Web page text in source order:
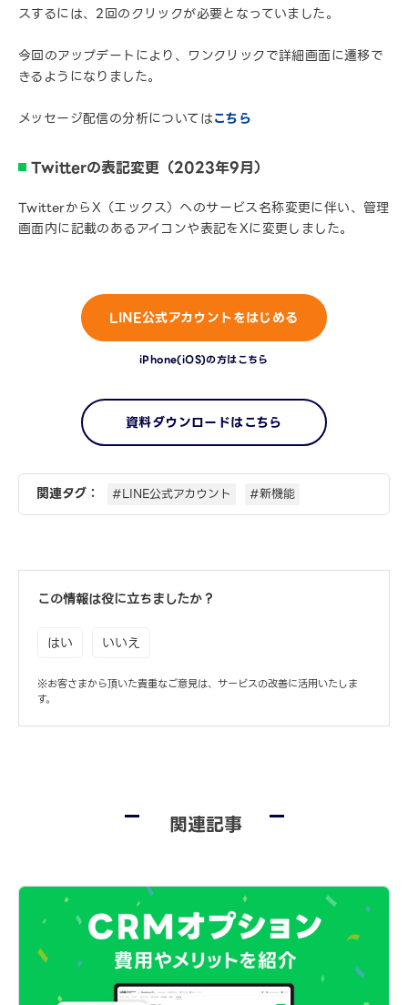
スするには、2回のクリックが必要となっていました。
今回のアップデートにより、ワンクリックで詳細画面に遷移で
きるようになりました。
メッセージ配信の分析についてはこちら
Twitterの表記変更（2023年9月）
TwitterからX（エックス）へのサービス名称変更に伴い、管理
画面内に記載のあるアイコンや表記をXに変更しました。
LINE公式アカウントをはじめる
iPhone(iOS)の方はこちら
資料ダウンロードはこちら
関連タグ： #LINE公式アカウント #新機能
この情報は役に立ちましたか？
はい いいえ
※お客さまから頂いた貴重なご意見は、サービスの改善に活用いたしま
す。
関連記事